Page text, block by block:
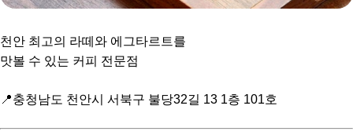
천안 최고의 라떼와 에그타르트를
맛볼 수 있는 커피 전문점
📍충청남도 천안시 서북구 불당32길 13 1층 101호